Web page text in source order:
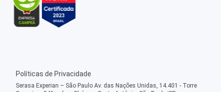
Políticas de Privacidade
Serasa Experian – São Paulo Av. das Nações Unidas, 14.401 - Torre